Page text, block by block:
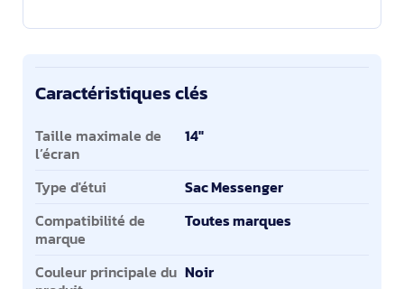
Caractéristiques clés
Caractéristiques clés
Taille maximale de
l’écran
14"
Type d'étui
Sac Messenger
Compatibilité de
marque
Toutes marques
Couleur principale du Noir